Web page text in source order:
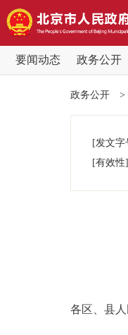
要闻动态 政务公开
政务公开
[发文字
[有效性]
各区、县